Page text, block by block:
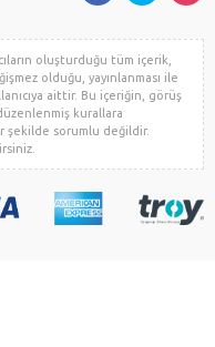
oluşturduğu tüm içerik,
olduğu, yayınlanması ile
aittir. Bu içeriğin, görüş
kurallara
şekilde sorumlu değildir.